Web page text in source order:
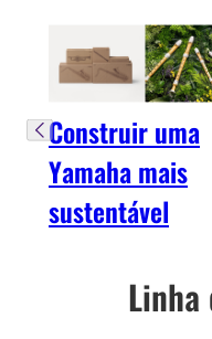
Construir uma
Yamaha mais
sustentável